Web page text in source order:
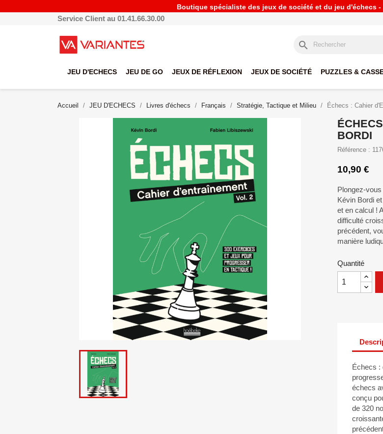
Boutique spécialiste des jeux de société et du jeu d'échecs
Service Client au 01.41.66.30.00
search
JEU D'ECHECS JEU DE GO JEUX DE RÉFLEXION JEUX DE SOCIÉTÉ PUZZLES &
Accueil JEU D'ECHECS Livres d'échecs Français Stratégie, Tactique et Milieu Échecs : Cahier
BORDI
Référence :
10,90 €
Plongez-
Kévin Bordi
et en calcul !
difficulté
précédent,
manière
Quantité
Échecs :
échecs
conçu
de 320